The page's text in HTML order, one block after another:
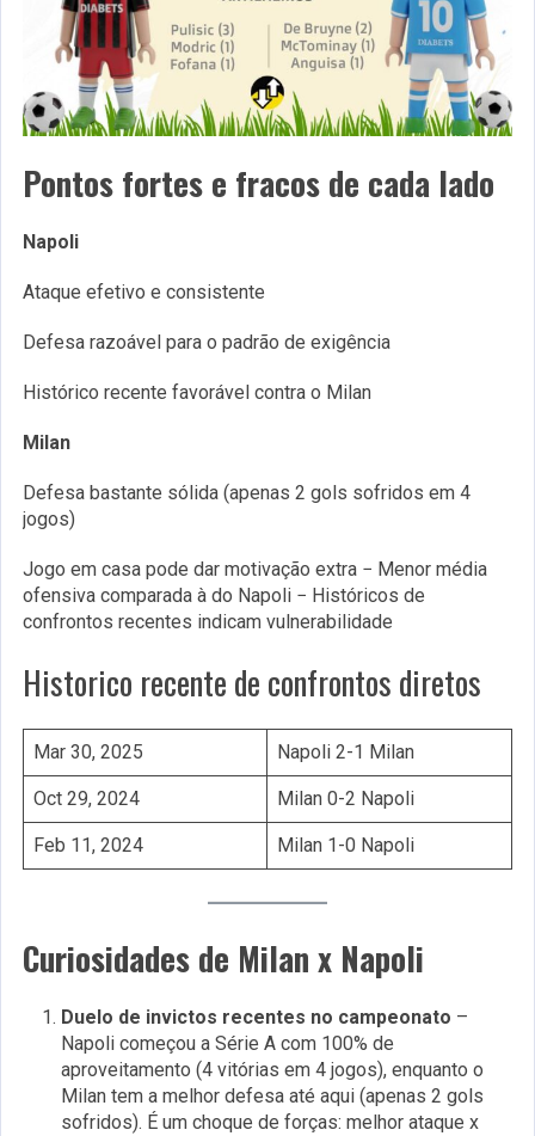
Pontos fortes e fracos de cada lado
Napoli
Ataque efetivo e consistente
Defesa razoável para o padrão de exigência
Histórico recente favorável contra o Milan
Milan
Defesa bastante sólida (apenas 2 gols sofridos em 4
jogos)
Jogo em casa pode dar motivação extra − Menor média
ofensiva comparada à do Napoli − Históricos de
confrontos recentes indicam vulnerabilidade
Historico recente de confrontos diretos
Mar 30, 2025 Napoli 2-1 Milan
Oct 29, 2024 Milan 0-2 Napoli
Feb 11, 2024 Milan 1-0 Napoli
Curiosidades de Milan x Napoli
Duelo de invictos recentes no campeonato –
Napoli começou a Série A com 100% de
aproveitamento (4 vitórias em 4 jogos), enquanto o
Milan tem a melhor defesa até aqui (apenas 2 gols
sofridos). É um choque de forças: melhor ataque x